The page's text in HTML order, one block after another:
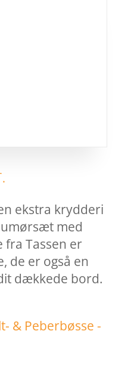
ekstra krydderi
med
fra Tassen er
de er også en
dækkede bord.